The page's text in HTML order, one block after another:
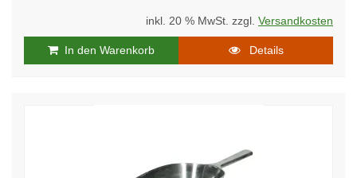
inkl. 20 % MwSt. zzgl. Versandkosten
In den Warenkorb Details